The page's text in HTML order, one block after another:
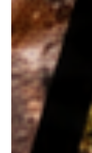
Lundi
17
Samedi
22
Dimanche